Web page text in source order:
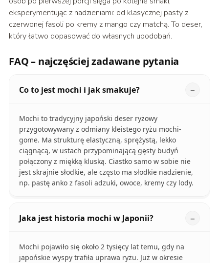
eksperymentując z nadzieniami: od klasycznej pasty z
czerwonej fasoli po kremy z mango czy matchą. To deser,
który łatwo dopasować do własnych upodobań.
FAQ – najczęściej zadawane pytania
Co to jest mochi i jak smakuje?
Mochi to tradycyjny japoński deser ryżowy
przygotowywany z odmiany kleistego ryżu mochi-
gome. Ma strukturę elastyczną, sprężystą, lekko
ciągnącą, w ustach przypominającą gęsty budyń
połączony z miękką kluską. Ciastko samo w sobie nie
jest skrajnie słodkie, ale często ma słodkie nadzienie,
np. pastę anko z fasoli adzuki, owoce, kremy czy lody.
Jaka jest historia mochi w Japonii?
Mochi pojawiło się około 2 tysięcy lat temu, gdy na
japońskie wyspy trafiła uprawa ryżu. Już w okresie